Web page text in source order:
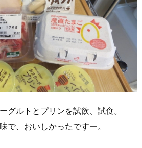
グルトとプリンを試飲、試食。
で、おいしかったですー。